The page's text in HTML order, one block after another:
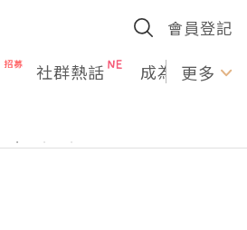
會員登記
社群熱話 成為U更多